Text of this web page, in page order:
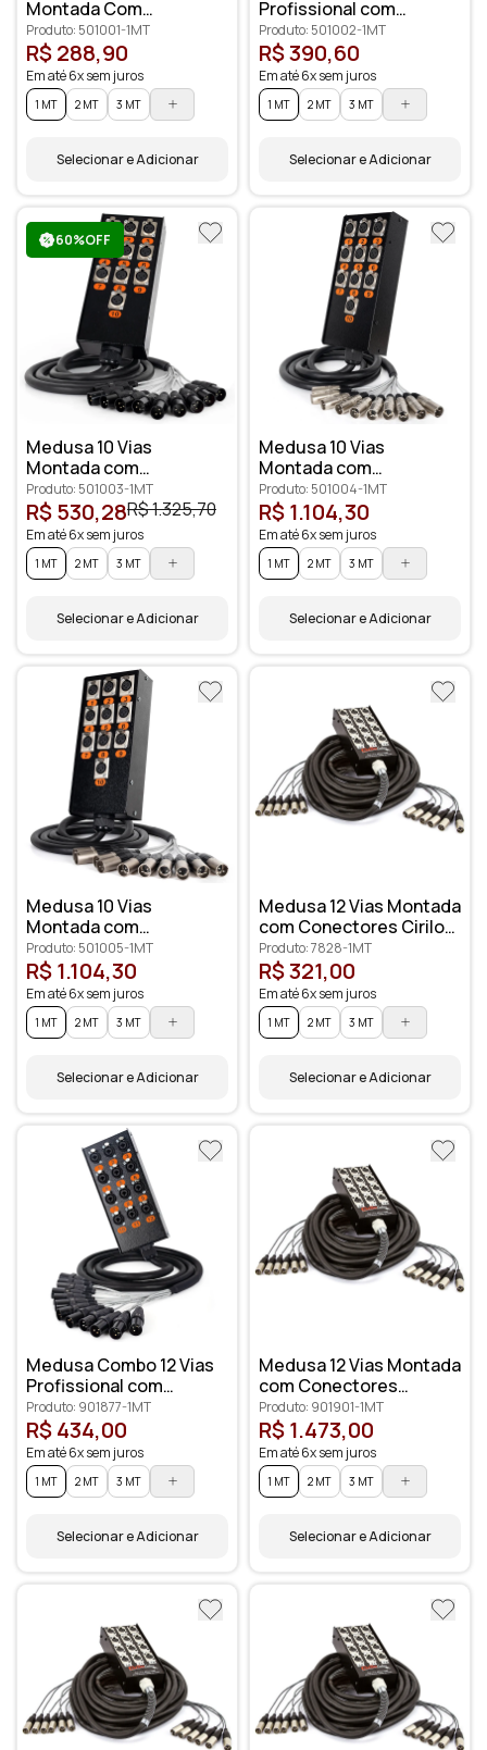
Montada Com
Conectores Cirilo
Cabos
Produto: 501001-1MT
R$ 288,90
Em até 6x sem juros
1 MT 2 MT 3 MT
Selecionar e Adicionar
Profissional com
Conectores XLR
Anilhados
Produto: 501002-1MT
R$ 390,60
Em até 6x sem juros
1 MT 2 MT 3 MT
Selecionar e Adicionar
60%OFF
Medusa 10 Vias
Montada com
Conectores
Profissionais
Produto: 501003-1MT
R$ 530,28R$ 1.325,70
Em até 6x sem juros
1 MT 2 MT 3 MT
Selecionar e Adicionar
Medusa 10 Vias
Montada com
Conectores Santo
Ângelo
Produto: 501004-1MT
R$ 1.104,30
Em até 6x sem juros
1 MT 2 MT 3 MT
Selecionar e Adicionar
Medusa 10 Vias
Montada com
Conectores Amphenol
Produto: 501005-1MT
R$ 1.104,30
Em até 6x sem juros
1 MT 2 MT 3 MT
Selecionar e Adicionar
Medusa 12 Vias Montada
com Conectores Cirilo
Cabos
Produto: 7828-1MT
R$ 321,00
Em até 6x sem juros
1 MT 2 MT 3 MT
Selecionar e Adicionar
Medusa Combo 12 Vias
Profissional com
Conectores XLR
Anilhados
Produto: 901877-1MT
R$ 434,00
Em até 6x sem juros
1 MT 2 MT 3 MT
Selecionar e Adicionar
Medusa 12 Vias Montada
com Conectores
Profissionais
Produto: 901901-1MT
R$ 1.473,00
Em até 6x sem juros
1 MT 2 MT 3 MT
Selecionar e Adicionar